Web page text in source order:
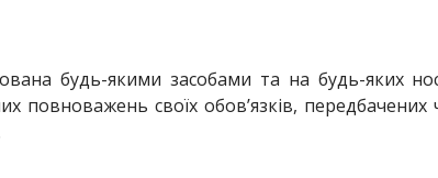
будь-якими засобами та на будь-яких
повноважень своїх обов’язків,